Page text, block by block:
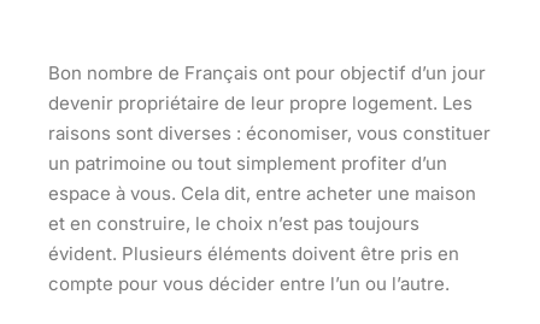
Bon nombre de Français ont pour objectif d’un jour
devenir propriétaire de leur propre logement. Les
raisons sont diverses : économiser, vous constituer
un patrimoine ou tout simplement profiter d’un
espace à vous. Cela dit, entre acheter une maison
et en construire, le choix n’est pas toujours
évident. Plusieurs éléments doivent être pris en
compte pour vous décider entre l’un ou l’autre.